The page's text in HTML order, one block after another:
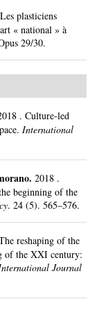
plasticiens
« national » à
29/30.
. Culture-led
International
. 2018 .
beginning of the
. 24 (5). 565–576.
reshaping of the
of the XXI century:
Journal